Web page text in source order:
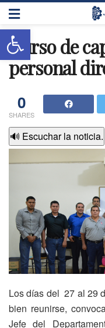
Curso de
personal
0
SHARES
🔊 Escuchar la noticia.
Los días del 27 al 29
bien reunirse,
Jefe del
Abrir barra